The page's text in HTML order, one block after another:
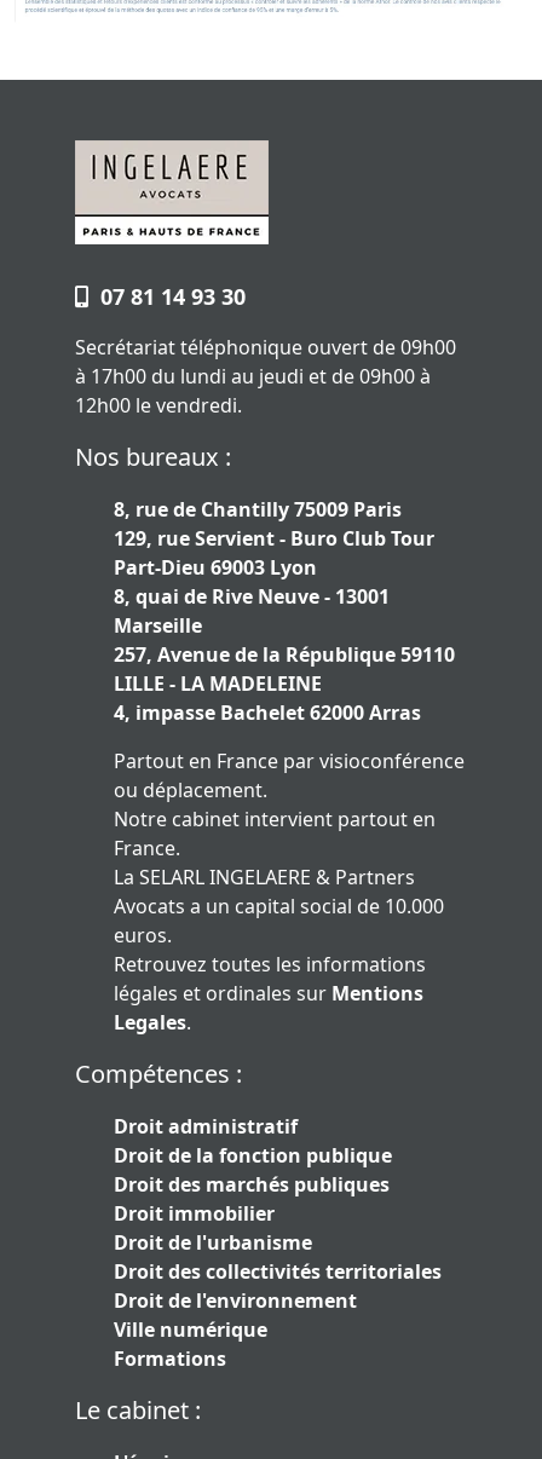
07 81 14 93 30
Secrétariat téléphonique ouvert de 09h00
à 17h00 du lundi au jeudi et de 09h00 à
12h00 le vendredi.
Nos bureaux :
8, rue de Chantilly 75009 Paris
129, rue Servient - Buro Club Tour
Part-Dieu 69003 Lyon
8, quai de Rive Neuve - 13001
Marseille
257, Avenue de la République 59110
LILLE - LA MADELEINE
4, impasse Bachelet 62000 Arras
Partout en France par visioconférence
ou déplacement.
Notre cabinet intervient partout en
France.
La SELARL INGELAERE & Partners
Avocats a un capital social de 10.000
euros.
Retrouvez toutes les informations
légales et ordinales sur Mentions
Legales.
Compétences :
Droit administratif
Droit de la fonction publique
Droit des marchés publiques
Droit immobilier
Droit de l'urbanisme
Droit des collectivités territoriales
Droit de l'environnement
Ville numérique
Formations
Le cabinet :